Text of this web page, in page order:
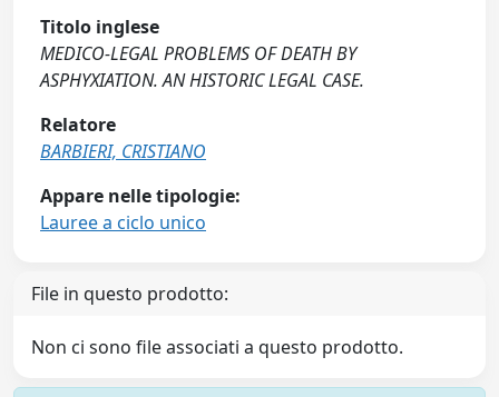
Titolo inglese
MEDICO-LEGAL PROBLEMS OF DEATH BY
ASPHYXIATION. AN HISTORIC LEGAL CASE.
Relatore
BARBIERI, CRISTIANO
Appare nelle tipologie:
Lauree a ciclo unico
File in questo prodotto:
Non ci sono file associati a questo prodotto.